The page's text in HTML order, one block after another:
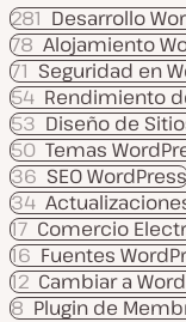
Desarrollo
281
Alojamiento
78
Seguridad en
71
Rendimiento
54
Diseño de
53
Temas
50
SEO WordPress
36
34
Comercio
17
Fuentes
16
Cambiar a
12
Plugin de
8